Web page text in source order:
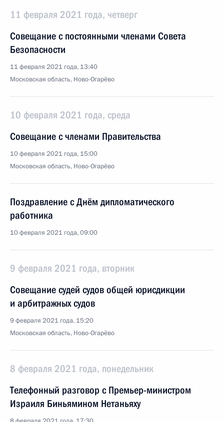
11 февраля 2021 года, четверг
Совещание с постоянными членами Совета
Безопасности
11 февраля 2021 года, 13:40
Московская область, Ново-Огарёво
10 февраля 2021 года, среда
Совещание с членами Правительства
10 февраля 2021 года, 15:00
Московская область, Ново-Огарёво
Поздравление с Днём дипломатического
работника
10 февраля 2021 года, 09:00
9 февраля 2021 года, вторник
Совещание судей судов общей юрисдикции
и арбитражных судов
9 февраля 2021 года, 15:20
Московская область, Ново-Огарёво
8 февраля 2021 года, понедельник
Телефонный разговор с Премьер-министром
Израиля Биньямином Нетаньяху